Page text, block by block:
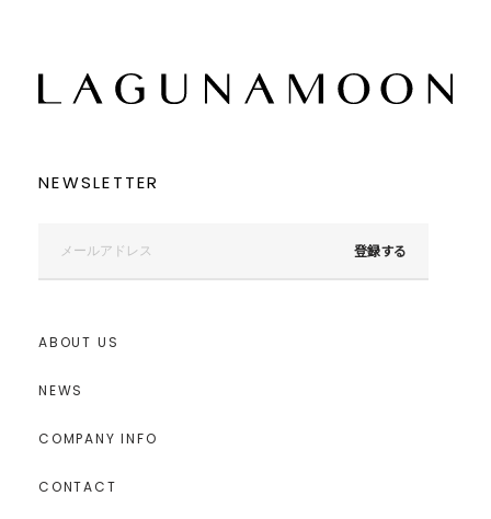
NEWSLETTER
登録する
ABOUT US
NEWS
COMPANY INFO
CONTACT